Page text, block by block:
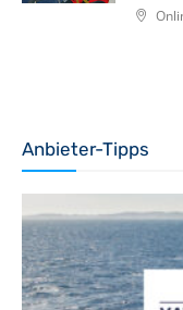
Anbieter-Tipps